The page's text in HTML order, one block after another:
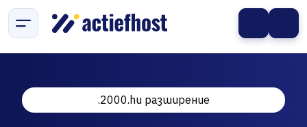
.2000.hu разширение